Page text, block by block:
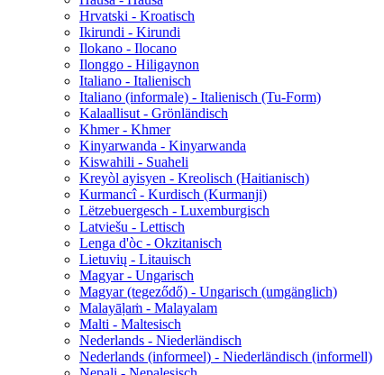
Hrvatski - Kroatisch
Ikirundi - Kirundi
Ilokano - Ilocano
Ilonggo - Hiligaynon
Italiano - Italienisch
Italiano (informale) - Italienisch (Tu-Form)
Kalaallisut - Grönländisch
Khmer - Khmer
Kinyarwanda - Kinyarwanda
Kiswahili - Suaheli
Kreyòl ayisyen - Kreolisch (Haitianisch)
Kurmancî - Kurdisch (Kurmanji)
Lëtzebuergesch - Luxemburgisch
Latviešu - Lettisch
Lenga d'òc - Okzitanisch
Lietuvių - Litauisch
Magyar - Ungarisch
Magyar (tegeződő) - Ungarisch (umgänglich)
Malayāḷaṁ - Malayalam
Malti - Maltesisch
Nederlands - Niederländisch
Nederlands (informeel) - Niederländisch (informell)